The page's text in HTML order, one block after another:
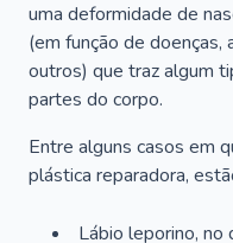
uma deformidade de
(em função de doenças,
outros) que traz algum
partes do corpo.
Entre alguns casos em
plástica reparadora,
Lábio leporino, no